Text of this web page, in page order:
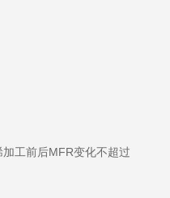
工前后MFR变化不超过